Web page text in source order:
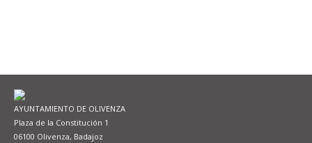
AYUNTAMIENTO DE OLIVENZA
Plaza de la Constitución 1
06100 Olivenza, Badajoz